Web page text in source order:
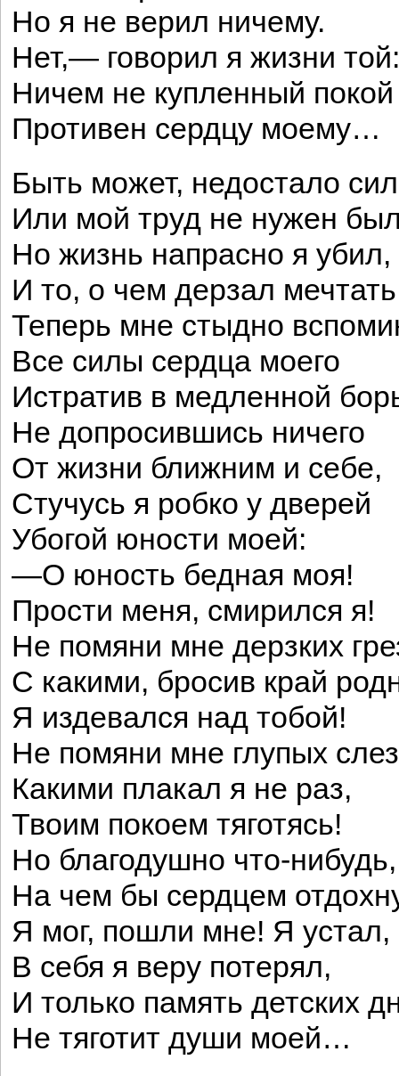
Но я не верил ничему.
Нет,— говорил я жизни
Ничем не купленный покой
Противен сердцу моему…
Быть может, недостало
Или мой труд не нужен
Но жизнь напрасно я убил,
И то, о чем дерзал
Теперь мне стыдно
Все силы сердца моего
Истратив в медленной
Не допросившись ничего
От жизни ближним и себе,
Стучусь я робко у дверей
Убогой юности моей:
—О юность бедная моя!
Прости меня, смирился я!
Не помяни мне дерзких
С какими, бросив край
Я издевался над тобой!
Не помяни мне глупых
Какими плакал я не раз,
Твоим покоем тяготясь!
Но благодушно что-нибудь,
На чем бы сердцем
Я мог, пошли мне! Я устал,
В себя я веру потерял,
И только память детских
Не тяготит души моей…